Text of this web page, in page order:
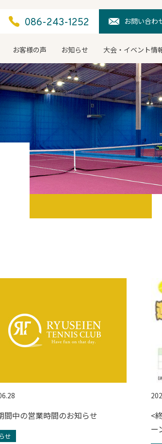
086-243-1252 お問い合わ
お客様の声 お知らせ 大会・イベント情
間中の営業時間のお知らせ
せ
<
ー